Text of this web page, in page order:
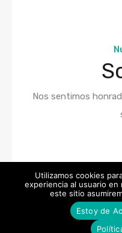
Nos sentimos
Utilizamos cookies
experiencia al usuario
este sitio
Estoy de